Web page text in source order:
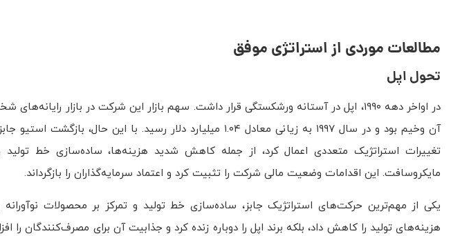
مطالعات موردی از استراتژی موفق
تحول اپل
آن وخیم بود و در سال ۱۹۹۷ به زیانی معادل ۱.۰۴ میلیارد دلار رسید. با
مایکروسافت. این اقدامات وضعیت مالی شرکت را تثبیت کرد و اعتماد سرمایه‌گذاران را بازگرداند.